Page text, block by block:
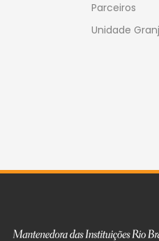
Parceiros
Unidade